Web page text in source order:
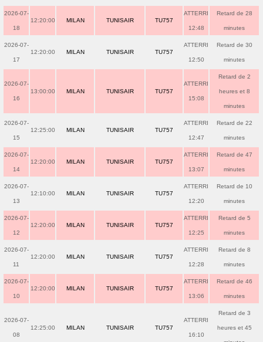
2026-07-
18
12:20:00 MILAN TUNISAIR TU757
ATTERRI
12:48
Retard de 28
minutes
2026-07-
17
12:20:00 MILAN TUNISAIR TU757
ATTERRI
12:50
Retard de 30
minutes
2026-07-
16
13:00:00 MILAN TUNISAIR TU757
ATTERRI
15:08
Retard de 2
heures et 8
minutes
2026-07-
15
12:25:00 MILAN TUNISAIR TU757
ATTERRI
12:47
Retard de 22
minutes
2026-07-
14
12:20:00 MILAN TUNISAIR TU757
ATTERRI
13:07
Retard de 47
minutes
2026-07-
13
12:10:00 MILAN TUNISAIR TU757
ATTERRI
12:20
Retard de 10
minutes
2026-07-
12
12:20:00 MILAN TUNISAIR TU757
ATTERRI
12:25
Retard de 5
minutes
2026-07-
11
12:20:00 MILAN TUNISAIR TU757
ATTERRI
12:28
Retard de 8
minutes
2026-07-
10
12:20:00 MILAN TUNISAIR TU757
ATTERRI
13:06
Retard de 46
minutes
2026-07-
08
12:25:00 MILAN TUNISAIR TU757
ATTERRI
16:10
Retard de 3
heures et 45